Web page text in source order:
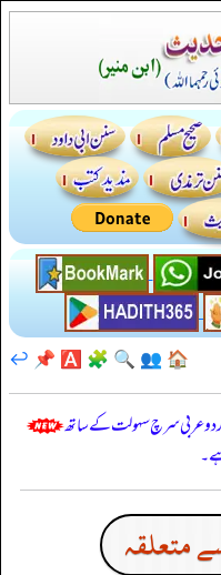
🏠
👥
🔍
🧩
🅰️
📌
↩️
اردو عربی سرچ سہولت کے ساتھ
متعلقہ